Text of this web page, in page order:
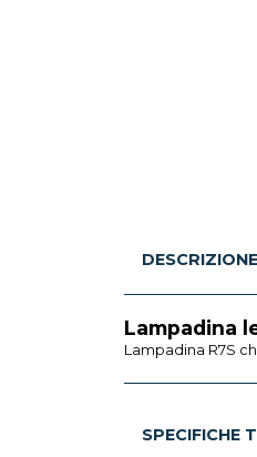
DESCRIZIONE
Lampadina
Lampadina R7S
SPECIFICHE